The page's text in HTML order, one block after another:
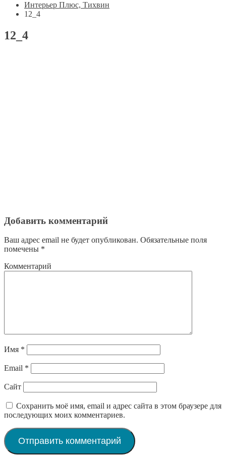
Интерьер Плюс, Тихвин
12_4
12_4
Добавить комментарий
Ваш адрес email не будет опубликован. Обязательные поля
помечены *
Комментарий
Имя *
Email *
Сайт
Сохранить моё имя, email и адрес сайта в этом браузере для
последующих моих комментариев.